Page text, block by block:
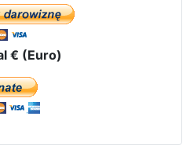
€ (Euro)